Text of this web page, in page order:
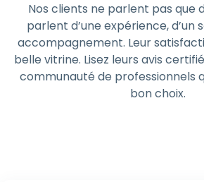
Nos clients ne parlent pas que
parlent d’une expérience, d’un
accompagnement. Leur
belle vitrine. Lisez leurs avis
communauté de professionnels
bon choix.